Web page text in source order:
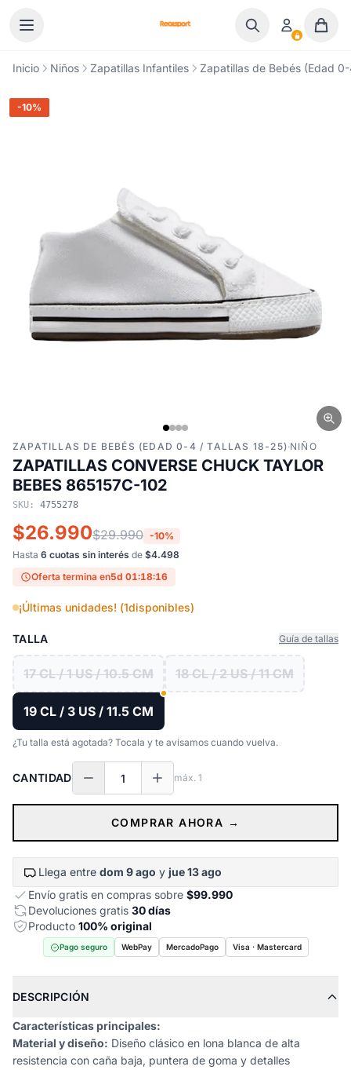
Inicio Niños Zapatillas Infantiles Zapatillas de Bebés (Edad
-10%
ZAPATILLAS DE BEBÉS (EDAD 0-4 / TALLAS 18-25)·NIÑO
ZAPATILLAS CONVERSE CHUCK TAYLOR
BEBES 865157C-102
SKU: 4755278
$26.990$29.990 -10%
Hasta 6 cuotas sin interés de $4.498
Oferta termina en5d 01:18:15
¡Últimas unidades! (1disponibles)
TALLA Guía de tallas
17 CL / 1 US / 10.5 CM 18 CL / 2 US / 11 CM
19 CL / 3 US / 11.5 CM
¿Tu talla está agotada? Tocala y te avisamos cuando vuelva.
CANTIDAD máx. 1
COMPRAR AHORA →
Llega entre dom 9 ago y jue 13 ago
Envío gratis en compras sobre $99.990
Devoluciones gratis 30 días
Producto 100% original
Pago seguro WebPay MercadoPago Visa · Mastercard
DESCRIPCIÓN
Características principales:
Material y diseño: Diseño clásico en lona blanca de alta
resistencia con caña baja, puntera de goma y detalles